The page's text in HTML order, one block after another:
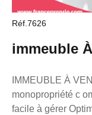
Réf.7626
IMMEUBLE À VENDRE TOULOUSE Immeuble EN
monopropriété c
facile à gérer Optimisez votre rendement avec ce projet